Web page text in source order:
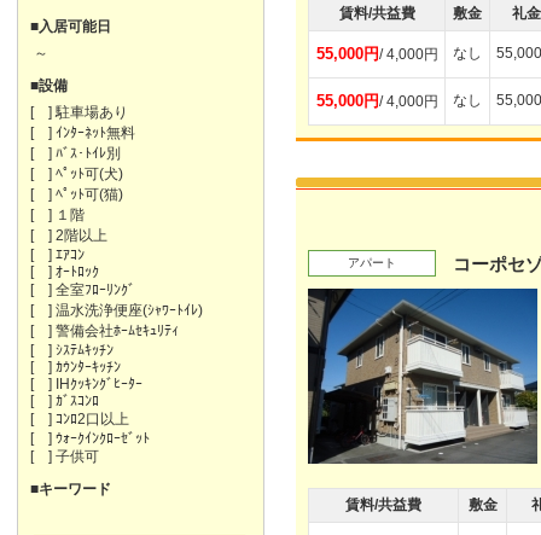
■入居可能日
～
■設備
[ ] 駐車場あり
[ ] ｲﾝﾀｰﾈｯﾄ無料
[ ] ﾊﾞｽ･ﾄｲﾚ別
[ ] ﾍﾟｯﾄ可(犬)
[ ] ﾍﾟｯﾄ可(猫)
[ ] １階
[ ] 2階以上
[ ] ｴｱｺﾝ
[ ] ｵｰﾄﾛｯｸ
[ ] 全室ﾌﾛｰﾘﾝｸﾞ
[ ] 温水洗浄便座(ｼｬﾜｰﾄｲﾚ)
[ ] 警備会社ﾎｰﾑｾｷｭﾘﾃｨ
[ ] ｼｽﾃﾑｷｯﾁﾝ
[ ] ｶｳﾝﾀｰｷｯﾁﾝ
[ ] IHｸｯｷﾝｸﾞﾋｰﾀｰ
[ ] ｶﾞｽｺﾝﾛ
[ ] ｺﾝﾛ2口以上
[ ] ｳｫｰｸｲﾝｸﾛｰｾﾞｯﾄ
[ ] 子供可
■キーワード
賃料/共益費 敷金 礼金
55,000円/ 4,000円 なし
55,000円/ 4,000円 なし
アパート コーポセ
賃料/共益費 敷金